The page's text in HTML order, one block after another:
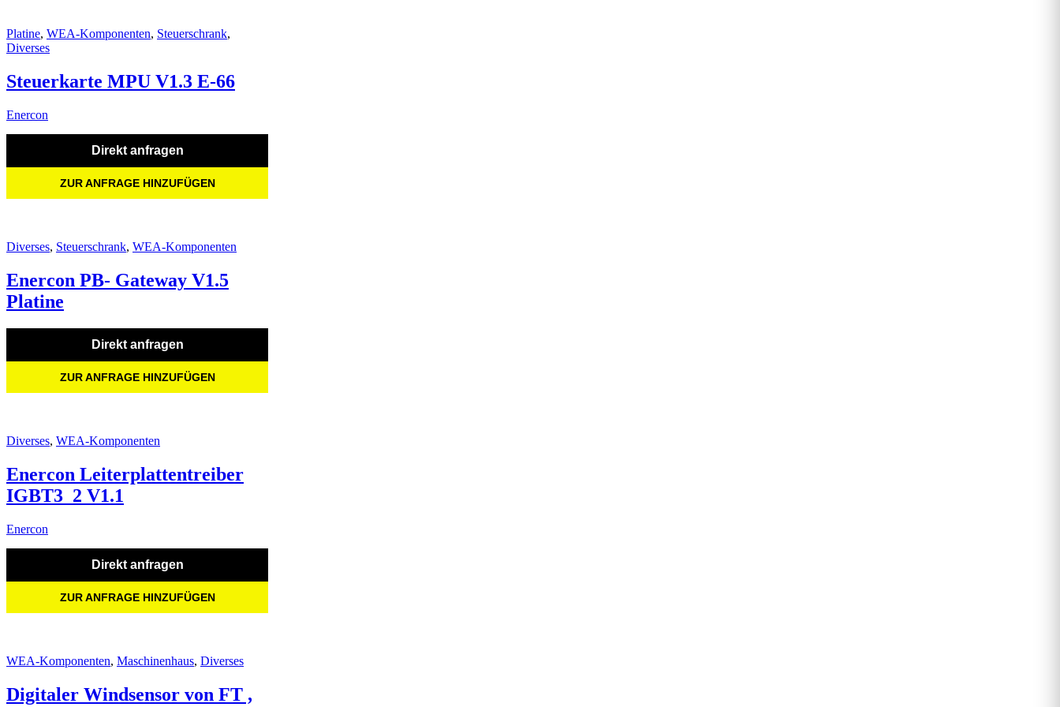
Platine, WEA-Komponenten, Steuerschrank,
Diverses
Steuerkarte MPU V1.3 E-66
Enercon
Direkt anfragen
ZUR ANFRAGE HINZUFÜGEN
Diverses, Steuerschrank, WEA-Komponenten
Enercon PB- Gateway V1.5
Platine
Direkt anfragen
ZUR ANFRAGE HINZUFÜGEN
Diverses, WEA-Komponenten
Enercon Leiterplattentreiber
IGBT3_2 V1.1
Enercon
Direkt anfragen
ZUR ANFRAGE HINZUFÜGEN
WEA-Komponenten, Maschinenhaus, Diverses
Digitaler Windsensor von FT ,